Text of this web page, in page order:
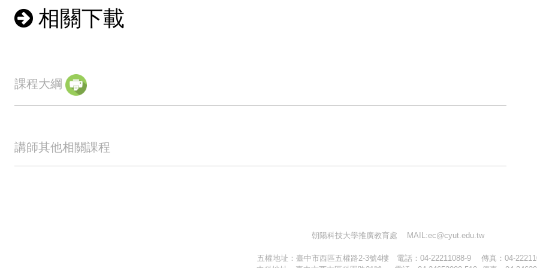
相關下載
課程大綱
講師其他相關課程
朝陽科技大學推廣教育處 MAIL:ec@cyut.edu.tw
五權地址：臺中市西區五權路2-3號4樓 電話：04-22211088-9 傳真：04-